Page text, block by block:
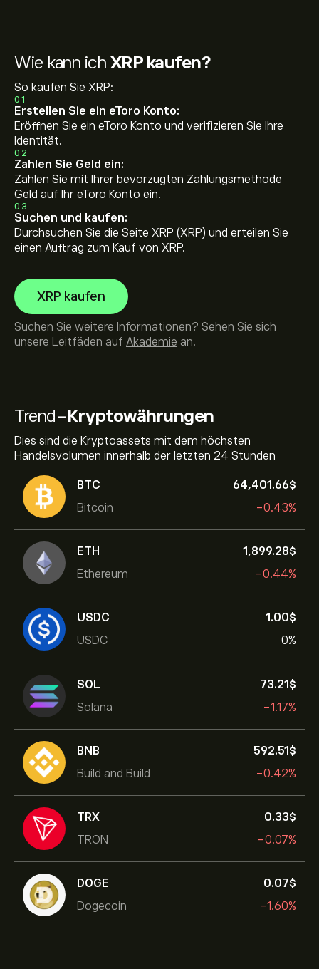
Trend-Kryptowährungen
Dies sind die Kryptoassets mit dem höchsten
Handelsvolumen innerhalb der letzten 24 Stunden
BTC
Bitcoin
64,401.66‎$‎
-0.43%
ETH
Ethereum
1,899.28‎$‎
-0.44%
USDC
USDC
1.00‎$‎
0%
SOL
Solana
73.21‎$‎
-1.17%
BNB
Build and Build
592.51‎$‎
-0.42%
TRX
TRON
0.33‎$‎
-0.07%
DOGE
Dogecoin
0.07‎$‎
-1.60%
Wie kann ich XRP kaufen?
So kaufen Sie XRP:
01
Erstellen Sie ein eToro Konto:
Eröffnen Sie ein eToro Konto und verifizieren Sie Ihre
Identität.
02
Zahlen Sie Geld ein:
Zahlen Sie mit Ihrer bevorzugten Zahlungsmethode
Geld auf Ihr eToro Konto ein.
03
Suchen und kaufen:
Durchsuchen Sie die Seite XRP (XRP) und erteilen Sie
einen Auftrag zum Kauf von XRP.
XRP kaufen
Suchen Sie weitere Informationen? Sehen Sie sich
unsere Leitfäden auf Akademie an.